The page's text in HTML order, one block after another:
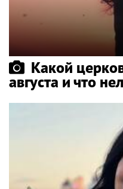
Какой
августа и что